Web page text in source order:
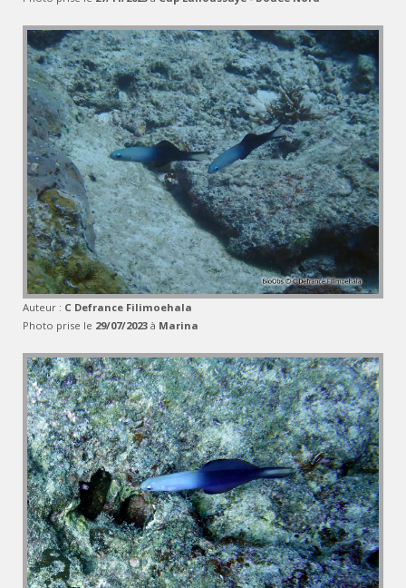
Auteur : C Defrance Filimoehala
Photo prise le 29/07/2023 à Marina